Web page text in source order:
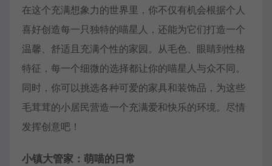
在这个充满想象力的世界里，你不仅有机会根据个人
喜好创造每一只独特的喵星人，还能为它们打造一个
温馨、舒适且充满个性的家园。从毛色、眼睛到性格
特征，每一个细微的选择都让你的喵星人与众不同。
同时，你可以挑选各种可爱的家具和装饰品，为这些
毛茸茸的小居民营造一个充满爱和快乐的环境。尽情
发挥创意吧！
小镇大管家：萌喵的日常